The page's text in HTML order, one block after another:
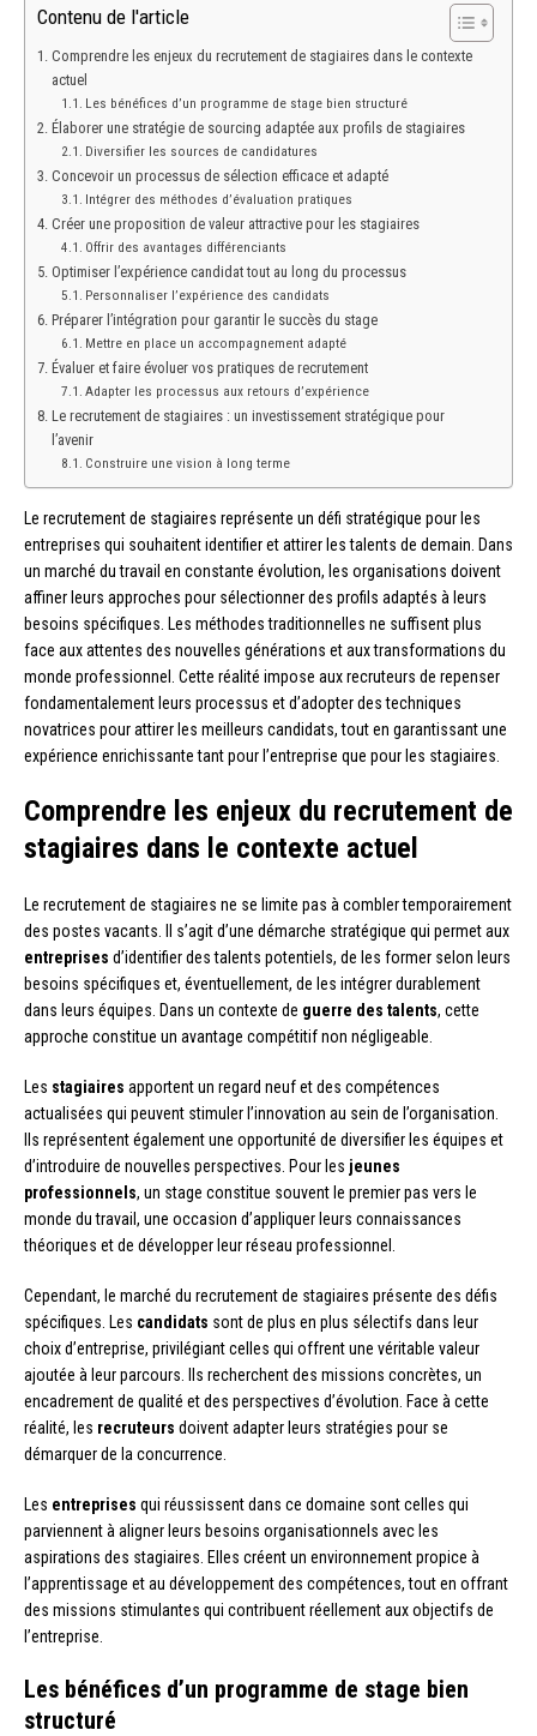
Contenu de l'article
Comprendre les enjeux du recrutement de stagiaires dans le contexte
actuel
Les bénéfices d’un programme de stage bien structuré
Élaborer une stratégie de sourcing adaptée aux profils de stagiaires
Diversifier les sources de candidatures
Concevoir un processus de sélection efficace et adapté
Intégrer des méthodes d’évaluation pratiques
Créer une proposition de valeur attractive pour les stagiaires
Offrir des avantages différenciants
Optimiser l’expérience candidat tout au long du processus
Personnaliser l’expérience des candidats
Préparer l’intégration pour garantir le succès du stage
Mettre en place un accompagnement adapté
Évaluer et faire évoluer vos pratiques de recrutement
Adapter les processus aux retours d’expérience
Le recrutement de stagiaires : un investissement stratégique pour
l’avenir
Construire une vision à long terme
Le recrutement de stagiaires représente un défi stratégique pour les
entreprises qui souhaitent identifier et attirer les talents de demain. Dans
un marché du travail en constante évolution, les organisations doivent
affiner leurs approches pour sélectionner des profils adaptés à leurs
besoins spécifiques. Les méthodes traditionnelles ne suffisent plus
face aux attentes des nouvelles générations et aux transformations du
monde professionnel. Cette réalité impose aux recruteurs de repenser
fondamentalement leurs processus et d’adopter des techniques
novatrices pour attirer les meilleurs candidats, tout en garantissant une
expérience enrichissante tant pour l’entreprise que pour les stagiaires.
Comprendre les enjeux du recrutement de
stagiaires dans le contexte actuel
Le recrutement de stagiaires ne se limite pas à combler temporairement
des postes vacants. Il s’agit d’une démarche stratégique qui permet aux
entreprises d’identifier des talents potentiels, de les former selon leurs
besoins spécifiques et, éventuellement, de les intégrer durablement
dans leurs équipes. Dans un contexte de guerre des talents, cette
approche constitue un avantage compétitif non négligeable.
Les stagiaires apportent un regard neuf et des compétences
actualisées qui peuvent stimuler l’innovation au sein de l’organisation.
Ils représentent également une opportunité de diversifier les équipes et
d’introduire de nouvelles perspectives. Pour les jeunes
professionnels, un stage constitue souvent le premier pas vers le
monde du travail, une occasion d’appliquer leurs connaissances
théoriques et de développer leur réseau professionnel.
Cependant, le marché du recrutement de stagiaires présente des défis
spécifiques. Les candidats sont de plus en plus sélectifs dans leur
choix d’entreprise, privilégiant celles qui offrent une véritable valeur
ajoutée à leur parcours. Ils recherchent des missions concrètes, un
encadrement de qualité et des perspectives d’évolution. Face à cette
réalité, les recruteurs doivent adapter leurs stratégies pour se
démarquer de la concurrence.
Les entreprises qui réussissent dans ce domaine sont celles qui
parviennent à aligner leurs besoins organisationnels avec les
aspirations des stagiaires. Elles créent un environnement propice à
l’apprentissage et au développement des compétences, tout en offrant
des missions stimulantes qui contribuent réellement aux objectifs de
l’entreprise.
Les bénéfices d’un programme de stage bien
structuré